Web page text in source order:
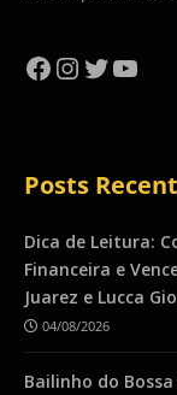
Facebook
Instagram
Twitter
Posts
Dica de Leitura:
Financeira e
Juarez e Lucca
04/08/2026
Bailinho do